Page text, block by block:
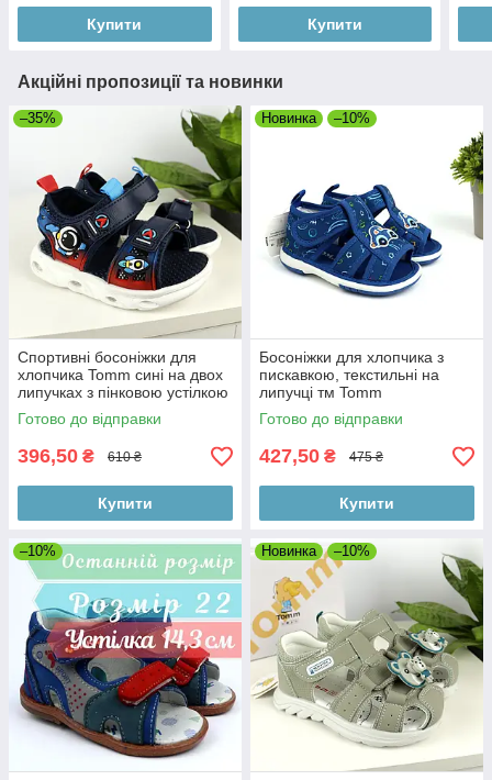
Купити Купити
Акційні пропозиції та новинки
–35%
Спортивні босоніжки для
хлопчика Tomm сині на двох
липучках з пінковою устілкою
НЕ світяться
Готово до відправки
396,50 ₴ 610 ₴
Купити
Новинка –10%
Босоніжки для хлопчика з
пискавкою, текстильні на
липучці тм Tomm
Готово до відправки
427,50 ₴ 475 ₴
Купити
–10% Новинка –10%